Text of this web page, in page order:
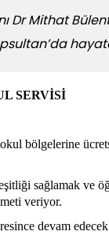
Dr Mithat
SERVİSİ
bölgelerine
sağlamak ve
veriyor.
devam